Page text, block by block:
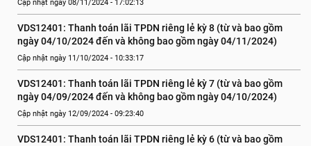
Cập nhật ngày 08/11/2024 - 17:02:13
VDS12401: Thanh toán lãi TPDN riêng lẻ kỳ 8 (từ và bao gồm
ngày 04/10/2024 đến và không bao gồm ngày 04/11/2024)
Cập nhật ngày 11/10/2024 - 10:33:17
VDS12401: Thanh toán lãi TPDN riêng lẻ kỳ 7 (từ và bao gồm
ngày 04/09/2024 đến và không bao gồm ngày 04/10/2024)
Cập nhật ngày 12/09/2024 - 09:23:40
VDS12401: Thanh toán lãi TPDN riêng lẻ kỳ 6 (từ và bao gồm